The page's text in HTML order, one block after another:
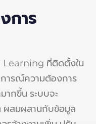
การ
Learning ที่ติดตั้งใน
ารณ์ความต้องการ
ากขึ้น ระบบจะ
ผสมผสานกับข้อมูล